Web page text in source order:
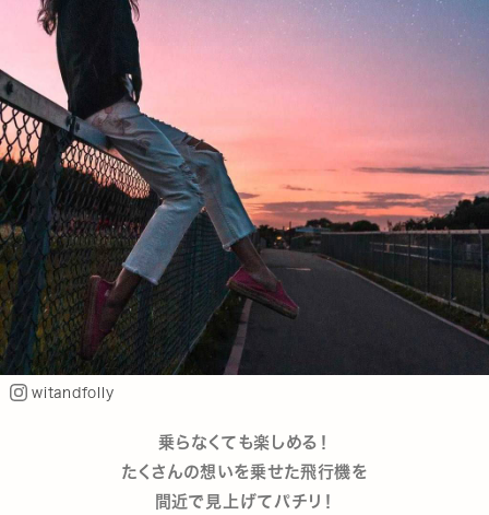
witandfolly
乗らなくても楽しめる！
たくさんの想いを乗せた飛行機を
間近で見上げてパチリ！